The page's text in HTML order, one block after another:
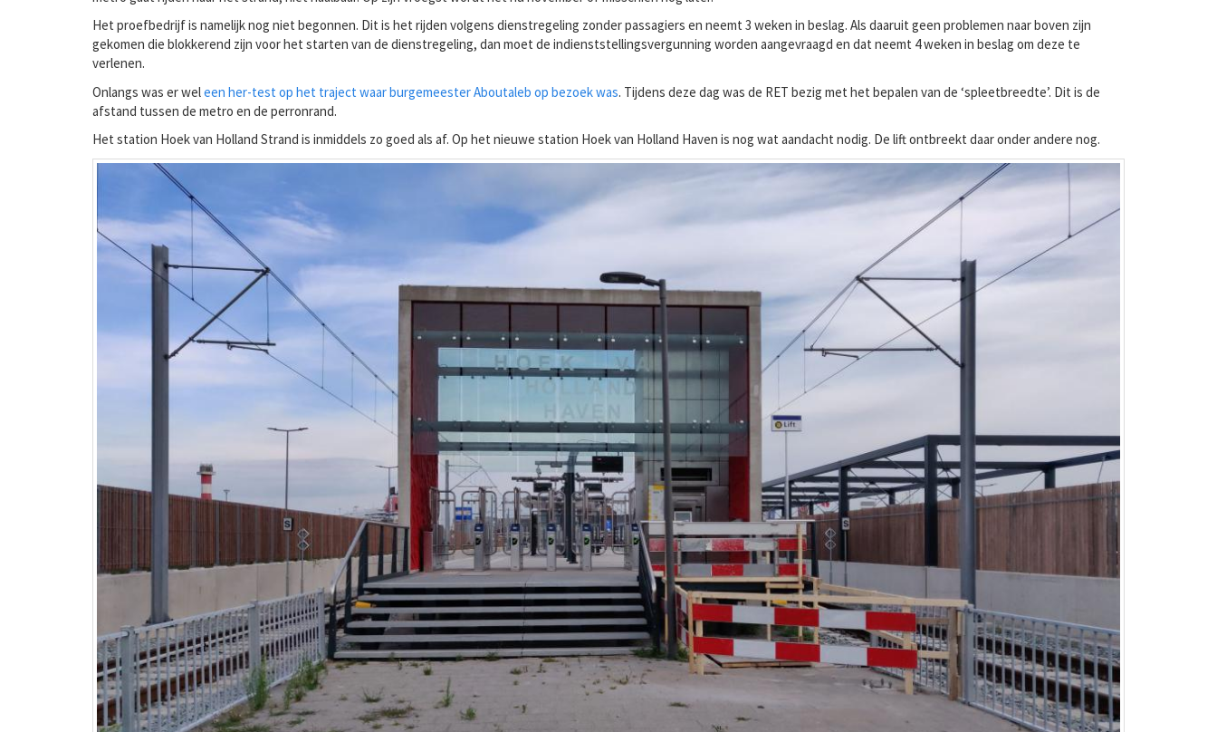
Het proefbedrijf is namelijk nog niet begonnen. Dit is het rijden volgens dienstregeling zonder passagiers en neemt 3 weken in beslag. Als daaruit geen problemen naar boven zijn
gekomen die blokkerend zijn voor het starten van de dienstregeling, dan moet de indienststellingsvergunning worden aangevraagd en dat neemt 4 weken in beslag om deze te
verlenen.
Onlangs was er weleen her-test op het traject waar burgemeester Aboutaleb op bezoek was. Tijdens deze dag was de RET bezig met het bepalen van de ‘spleetbreedte’. Dit is de
afstand tussen de metro en de perronrand.
Het station Hoek van Holland Strand is inmiddels zo goed als af. Op het nieuwe station Hoek van Holland Haven is nog wat aandacht nodig. De lift ontbreekt daar onder andere nog.